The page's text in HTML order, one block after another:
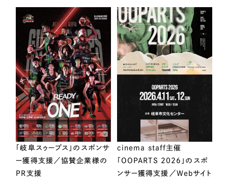
「岐阜スゥープス」のスポンサ
ー獲得支援／協賛企業様の
PR支援
cinema staff主催
「OOPARTS 2026」のスポ
ンサー獲得支援／Webサイト